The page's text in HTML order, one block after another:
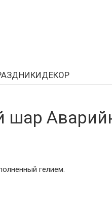
ДЕКОР
шар
гелием.